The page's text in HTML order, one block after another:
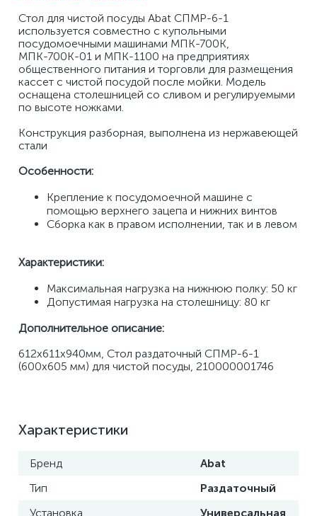
Стол для чистой посуды Abat СПМР-6-1
используется совместно с купольными
посудомоечными машинами МПК-700К,
МПК-700К-01 и МПК-1100 на предприятиях
общественного питания и торговли для размещения
кассет с чистой посудой после мойки. Модель
оснащена столешницей со сливом и регулируемыми
по высоте ножками.
Конструкция разборная, выполнена из нержавеющей
стали
Особенности:
Крепление к посудомоечной машине с
помощью верхнего зацепа и нижних винтов
Характеристики:
Допустимая нагрузка на столешницу: 80 кг
Дополнительное описание:
612х611х940мм, Стол раздаточный СПМР-6-1
(600x605 мм) для чистой посуды, 210000001746
Характеристики
Бренд
Abat
Тип
Раздаточный
Установка
Универсальная